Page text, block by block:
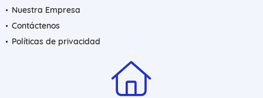
Nuestra Empresa
Contáctenos
Políticas de privacidad